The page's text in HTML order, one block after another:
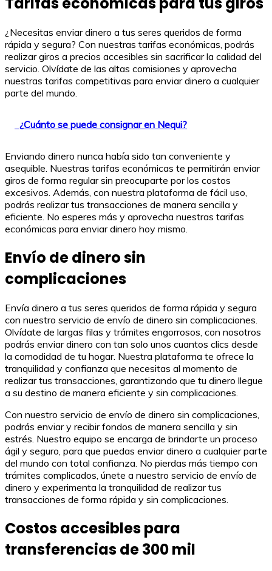
¿Necesitas enviar dinero a tus seres queridos de forma
rápida y segura? Con nuestras tarifas económicas, podrás
realizar giros a precios accesibles sin sacrificar la calidad del
servicio. Olvídate de las altas comisiones y aprovecha
nuestras tarifas competitivas para enviar dinero a cualquier
parte del mundo.
¿Cuánto se puede consignar en Nequi?
Enviando dinero nunca había sido tan conveniente y
asequible. Nuestras tarifas económicas te permitirán enviar
giros de forma regular sin preocuparte por los costos
excesivos. Además, con nuestra plataforma de fácil uso,
podrás realizar tus transacciones de manera sencilla y
eficiente. No esperes más y aprovecha nuestras tarifas
económicas para enviar dinero hoy mismo.
Envío de dinero sin
complicaciones
Envía dinero a tus seres queridos de forma rápida y segura
con nuestro servicio de envío de dinero sin complicaciones.
Olvídate de largas filas y trámites engorrosos, con nosotros
podrás enviar dinero con tan solo unos cuantos clics desde
la comodidad de tu hogar. Nuestra plataforma te ofrece la
tranquilidad y confianza que necesitas al momento de
realizar tus transacciones, garantizando que tu dinero llegue
a su destino de manera eficiente y sin complicaciones.
Con nuestro servicio de envío de dinero sin complicaciones,
podrás enviar y recibir fondos de manera sencilla y sin
estrés. Nuestro equipo se encarga de brindarte un proceso
ágil y seguro, para que puedas enviar dinero a cualquier parte
del mundo con total confianza. No pierdas más tiempo con
trámites complicados, únete a nuestro servicio de envío de
dinero y experimenta la tranquilidad de realizar tus
transacciones de forma rápida y sin complicaciones.
Costos accesibles para
transferencias de 300 mil